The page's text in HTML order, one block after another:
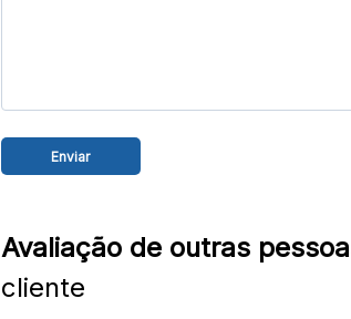
Avaliação de outras
cliente